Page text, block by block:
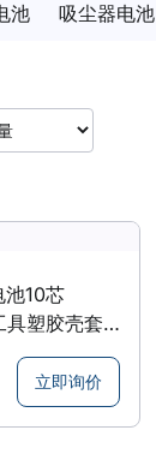
池 吸尘器电池
10芯
塑胶壳套
立即询价